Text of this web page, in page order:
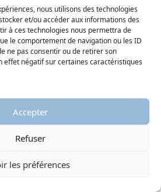
nous utilisons des technologies
et/ou accéder aux informations des
à ces technologies nous permettra de
le comportement de navigation ou les ID
ne pas consentir ou de retirer son
effet négatif sur certaines caractéristiques
Accepter
Refuser
les préférences
du réseau académique